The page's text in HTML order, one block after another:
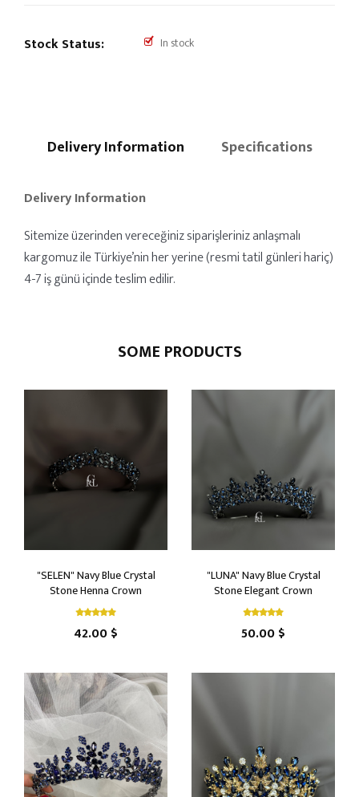
Stock Status: In stock
Delivery Information Specifications
Delivery Information
Sitemize üzerinden vereceğiniz siparişleriniz anlaşmalı
kargomuz ile Türkiye’nin her yerine (resmi tatil günleri hariç)
4-7 iş günü içinde teslim edilir.
SOME PRODUCTS
"SELEN" Navy Blue Crystal
Stone Henna Crown
42.00 $
"LUNA" Navy Blue Crystal
Stone Elegant Crown
50.00 $